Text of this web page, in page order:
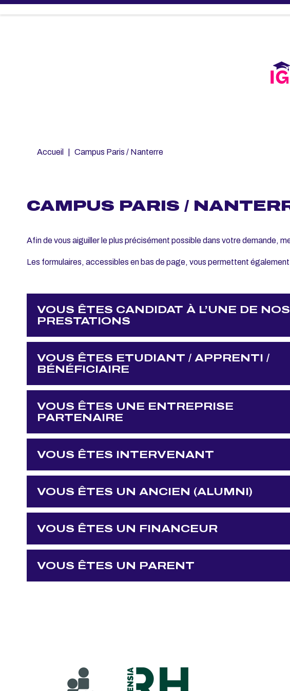
Aller
au
Fil
Accueil Campus Paris / Nanterre
CAMPUS PARIS /
Afin de vous aiguiller le plus précisément possible dans votre demande,
Les formulaires, accessibles en bas de page, vous permettent
VOUS ÊTES CANDIDAT À L’UNE DE NOS
PRESTATIONS
VOUS ÊTES ETUDIANT / APPRENTI /
BÉNÉFICIAIRE
VOUS ÊTES UNE ENTREPRISE
PARTENAIRE
VOUS ÊTES INTERVENANT
VOUS ÊTES UN ANCIEN (ALUMNI)
VOUS ÊTES UN FINANCEUR
VOUS ÊTES UN PARENT